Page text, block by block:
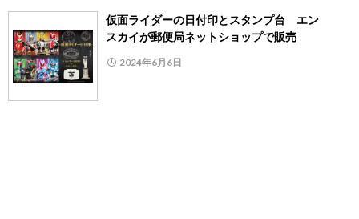
仮面ライダーの日付印とスタンプ台 エン
スカイが郵便局ネットショップで販売
2024年6月6日